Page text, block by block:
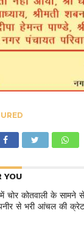
YOU
चोर कोतवाली के सामने
से भरी आंचल की